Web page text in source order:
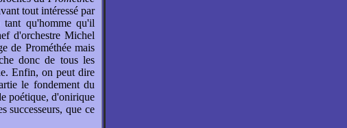
tout intéressé par
tant qu'homme qu'il
d'orchestre Michel
de Prométhée mais
donc de tous les
Enfin, on peut dire
le fondement du
poétique, d'onirique
successeurs, que ce